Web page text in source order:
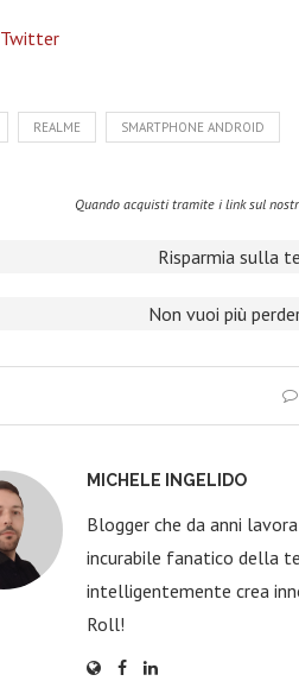
Twitter
REALME SMARTPHONE ANDROID
Quando acquisti tramite i link sul
Risparmia sulla
Non vuoi più
MICHELE INGELIDO
Blogger che da anni
incurabile fanatico della
intelligentemente crea
Roll!